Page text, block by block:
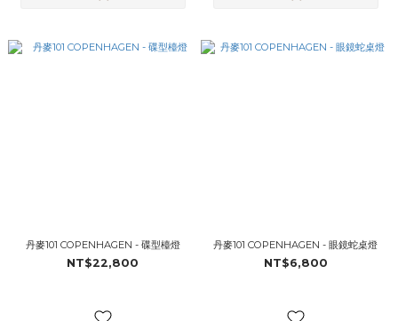
丹麥101 COPENHAGEN - 碟型檯燈
NT$22,800
丹麥101 COPENHAGEN - 眼鏡蛇桌燈
NT$6,800